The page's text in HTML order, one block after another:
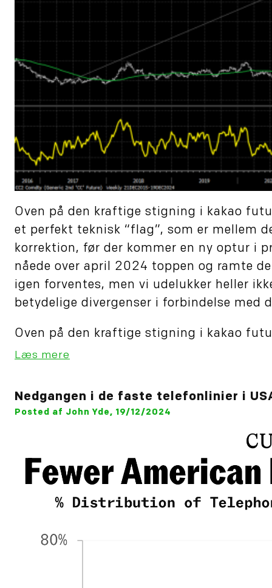
Oven på den kraftige stigning i kakao
et perfekt teknisk “flag”, som er mellem
korrektion, før der kommer en ny optur i
nåede over april 2024 toppen og ramte
igen forventes, men vi udelukker heller
betydelige divergenser i forbindelse med
Oven på den kraftige stigning i kakao
Læs mere
Nedgangen i de faste telefonlinier i
Posted af John Yde, 19/12/2024